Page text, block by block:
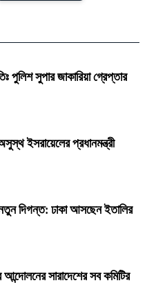
পুলিশ সুপার জাকারিয়া গ্রেপ্তার
ইসরায়েলের প্রধানমন্ত্রী
দিগন্ত: ঢাকা আসছেন ইতালির
আন্দোলনের সারাদেশের সব কমিটির